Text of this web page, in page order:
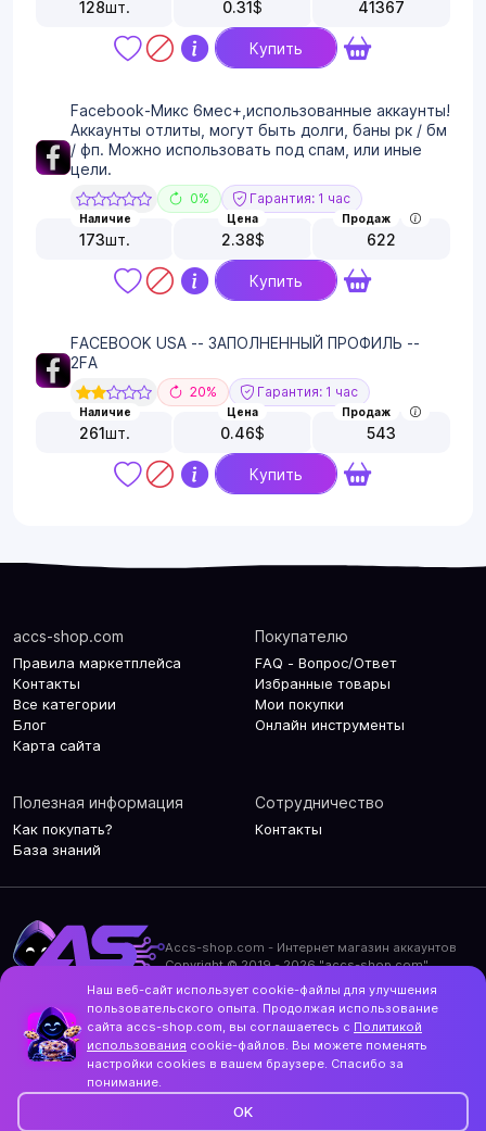
128шт. 0.31$ 41367
Купить
Facebook-Микс 6мес+,использованные аккаунты!
Аккаунты отлиты, могут быть долги, баны рк / бм
/ фп. Можно использовать под спам, или иные
цели.
0% Гарантия: 1 час
Наличие
173шт.
Цена
2.38$
Продаж
622
Купить
FACEBOOK USA -- ЗАПОЛНЕННЫЙ ПРОФИЛЬ --
2FA
20% Гарантия: 1 час
Наличие
261шт.
Цена
0.46$
Продаж
543
Купить
accs-shop.com
Правила маркетплейса
Контакты
Все категории
Блог
Карта сайта
Покупателю
FAQ - Вопрос/Ответ
Избранные товары
Мои покупки
Онлайн инструменты
Полезная информация
Как покупать?
База знаний
Сотрудничество
Контакты
Accs-shop.com - Интернет магазин аккаунтов
Copyright © 2019 - 2026 "accs-shop.com"
Политика использования cookie-файлов
Контакты и актуальный адрес сайта
Structo
Дизайн и разработка
Наш веб-сайт использует cookie-файлы для улучшения
пользовательского опыта. Продолжая использование
сайта accs-shop.com, вы соглашаетесь с Политикой
использования cookie-файлов. Вы можете поменять
настройки cookies в вашем браузере. Спасибо за
понимание.
OK